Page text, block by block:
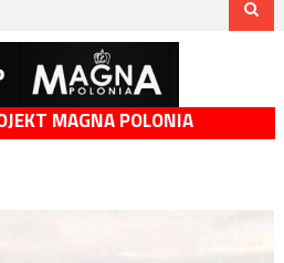
MAGNA POLONIA